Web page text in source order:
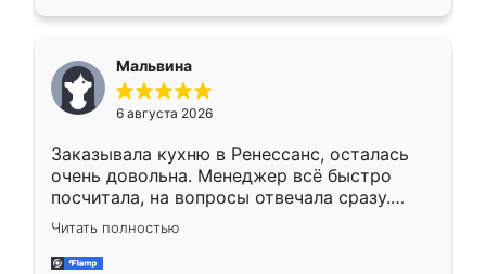
меньше, здесь же он более разнообразный.
Мне нравится ,если что-то потребуется из
мебели буду заказывать только здесь.
Мальвина
6 августа 2026
Заказывала кухню в Ренессанс, осталась
очень довольна. Менеджер всё быстро
посчитала, на вопросы отвечала сразу.
Замерщик приехал в субботу, подошёл к
делу со всей ответственностью. Собрали
за день, ребята работали аккуратно, даже
Читать полностью